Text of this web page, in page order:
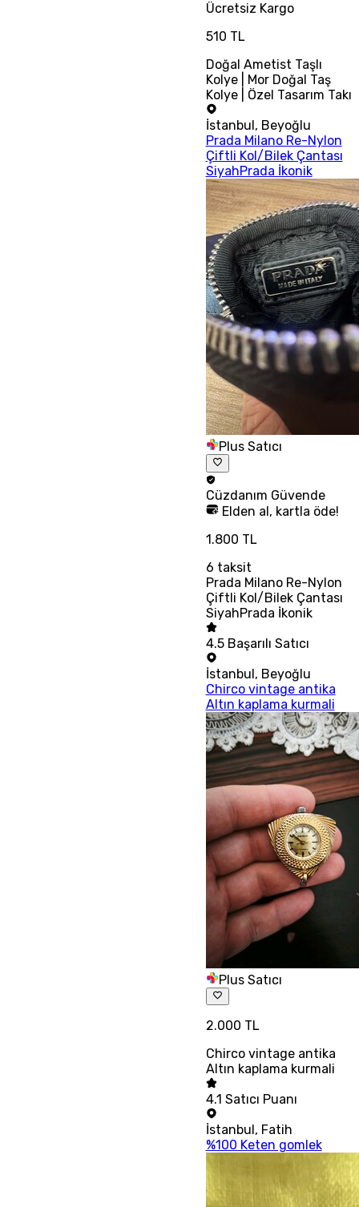
Ücretsiz Kargo
510 TL
Doğal Ametist Taşlı
Kolye | Mor Doğal Taş
Kolye | Özel Tasarım Takı
İstanbul , Beyoğlu
Prada Milano Re-Nylon
Çiftli Kol/Bilek Çantası
SiyahPrada İkonik
Plus Satıcı
Cüzdanım Güvende
Elden al, kartla öde!
1.800 TL
6 taksit
Prada Milano Re-Nylon
Çiftli Kol/Bilek Çantası
SiyahPrada İkonik
4.5 Başarılı Satıcı
İstanbul, Beyoğlu
Chirco vintage antika
Altın kaplama kurmali
Plus Satıcı
2.000 TL
Chirco vintage antika
Altın kaplama kurmali
4.1 Satıcı Puanı
İstanbul, Fatih
%100 Keten gomlek